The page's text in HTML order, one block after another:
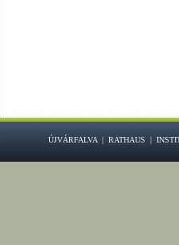
ÚJVÁRFALVA | RATHAUS |